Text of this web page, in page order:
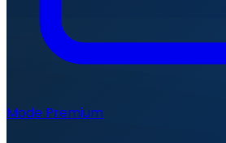
Mode Premium